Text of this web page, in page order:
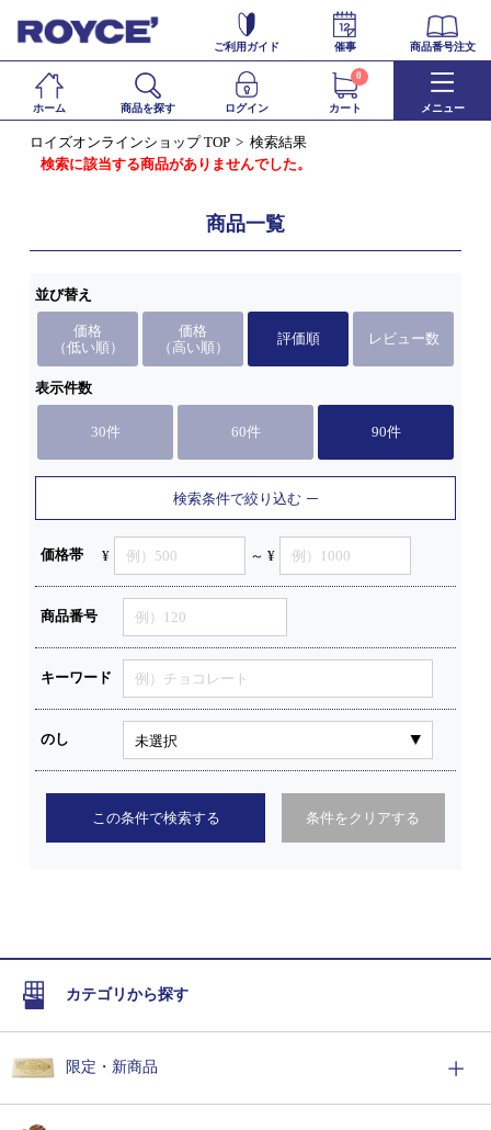
ご利用ガイド 催事 商品番号注文
ホーム 商品を探す ログイン カート
0
メニュー
ロイズオンラインショップ TOP
検索結果
検索に該当する商品がありませんでした。
商品一覧
並び替え
価格
（低い順）
価格
（高い順）
評価順 レビュー数
表示件数
30件 60件 90件
検索条件で絞り込む
価格帯 ¥ ～ ¥
商品番号
キーワード
のし
この条件で検索する 条件をクリアする
カテゴリから探す
限定・新商品